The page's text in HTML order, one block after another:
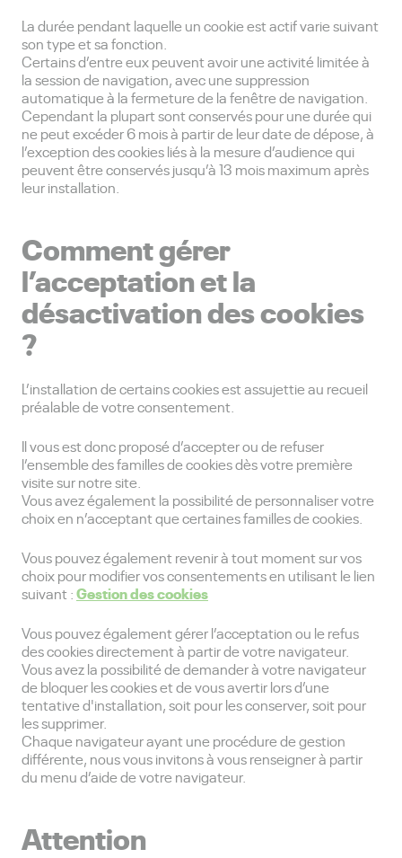
La durée pendant laquelle un cookie est actif varie suivant
son type et sa fonction.
Certains d’entre eux peuvent avoir une activité limitée à
la session de navigation, avec une suppression
automatique à la fermeture de la fenêtre de navigation.
Cependant la plupart sont conservés pour une durée qui
ne peut excéder 6 mois à partir de leur date de dépose, à
l’exception des cookies liés à la mesure d’audience qui
peuvent être conservés jusqu’à 13 mois maximum après
leur installation.
Comment gérer
l’acceptation et la
désactivation des cookies
?
L’installation de certains cookies est assujettie au recueil
préalable de votre consentement.
Il vous est donc proposé d’accepter ou de refuser
l’ensemble des familles de cookies dès votre première
visite sur notre site.
Vous avez également la possibilité de personnaliser votre
choix en n’acceptant que certaines familles de cookies.
Vous pouvez également revenir à tout moment sur vos
choix pour modifier vos consentements en utilisant le lien
suivant :Gestion des cookies
Vous pouvez également gérer l’acceptation ou le refus
des cookies directement à partir de votre navigateur.
Vous avez la possibilité de demander à votre navigateur
de bloquer les cookies et de vous avertir lors d’une
tentative d'installation, soit pour les conserver, soit pour
les supprimer.
Chaque navigateur ayant une procédure de gestion
différente, nous vous invitons à vous renseigner à partir
du menu d’aide de votre navigateur.
Attention